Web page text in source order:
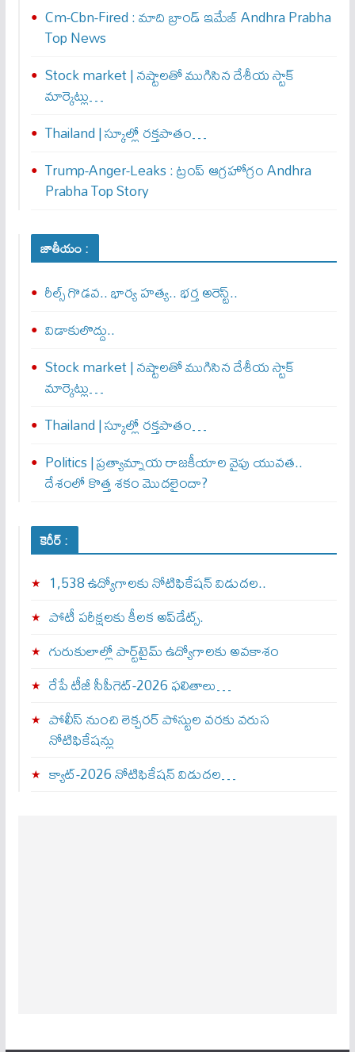
Cm-Cbn-Fired : మాది బ్రాండ్ ఇమేజ్ Andhra Prabha
Top News
Stock market | నష్టాలతో ముగిసిన దేశీయ స్టాక్
మార్కెట్లు…
Thailand | స్కూల్లో రక్తపాతం…
Trump-Anger-Leaks : ట్రంప్ ఆగ్ర‌హోగ్రం Andhra
Prabha Top Story
జాతీయం :
రీల్స్ గొడవ.. భార్య హత్య.. భర్త అరెస్ట్..
విడాకులొద్దు..
Stock market | నష్టాలతో ముగిసిన దేశీయ స్టాక్
మార్కెట్లు…
Thailand | స్కూల్లో రక్తపాతం…
Politics | ప్రత్యామ్నాయ రాజకీయాల వైపు యువత..
దేశంలో కొత్త శకం మొదలైందా?
కెరీర్ :
1,538 ఉద్యోగాలకు నోటిఫికేషన్ విడుదల..
పోటీ పరీక్షలకు కీలక అప్‌డేట్స్.
గురుకులాల్లో పార్ట్‌టైమ్ ఉద్యోగాలకు అవకాశం
రేపే టీజీ సీపీగెట్‌-2026 ఫలితాలు…
పోలీస్ నుంచి లెక్చరర్ పోస్టుల వరకు వరుస
నోటిఫికేషన్లు
క్యాట్-2026 నోటిఫికేషన్ విడుదల…